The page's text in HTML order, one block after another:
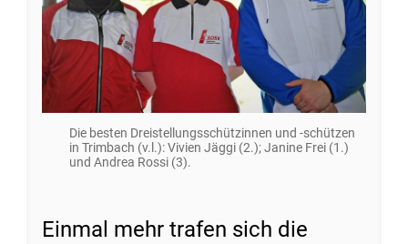
Die besten Dreistellungsschützinnen und -schützen
in Trimbach (v.l.): Vivien Jäggi (2.); Janine Frei (1.)
und Andrea Rossi (3).
Einmal mehr trafen sich die